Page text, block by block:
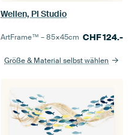
Wellen, PI Studio
ArtFrame™ –85×45cm CHF124.-
Größe & Material selbst wählen